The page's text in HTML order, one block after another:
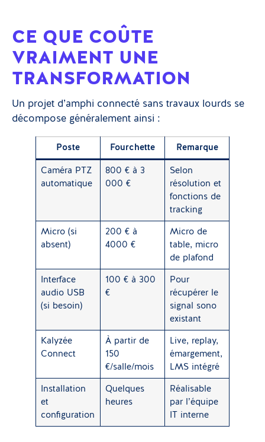
CE QUE COÛTE
VRAIMENT UNE
TRANSFORMATION
Un projet d’amphi connecté sans travaux lourds se
décompose généralement ainsi :
Poste Fourchette Remarque
Caméra PTZ
automatique
800 € à 3
000 €
Selon
résolution et
fonctions de
tracking
Micro (si
absent)
200 € à
4000 €
Micro de
table, micro
de plafond
Interface
audio USB
(si besoin)
100 € à 300
€
Pour
récupérer le
signal sono
existant
Kalyzée
Connect
À partir de
150
€/salle/mois
Live, replay,
émargement,
LMS intégré
Installation
et
configuration
Quelques
heures
Réalisable
par l’équipe
IT interne